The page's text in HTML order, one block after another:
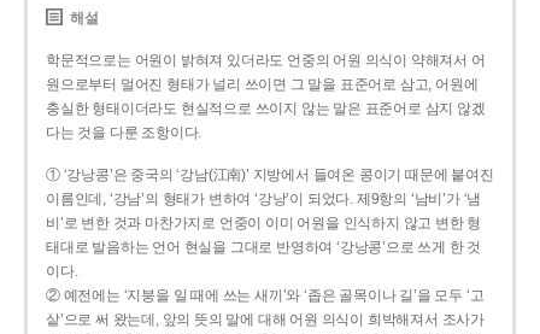
해설
학문적으로는 어원이 밝혀져 있더라도 언중의 어원 의식이 약해져서 어
원으로부터 멀어진 형태가 널리 쓰이면 그 말을 표준어로 삼고, 어원에
충실한 형태이더라도 현실적으로 쓰이지 않는 말은 표준어로 삼지 않겠
다는 것을 다룬 조항이다.
① ‘강낭콩’은 중국의 ‘강남(江南)’ 지방에서 들여온 콩이기 때문에 붙여진
이름인데, ‘강남’의 형태가 변하여 ‘강낭’이 되었다. 제9항의 ‘남비’가 ‘냄
비’로 변한 것과 마찬가지로 언중이 이미 어원을 인식하지 않고 변한 형
태대로 발음하는 언어 현실을 그대로 반영하여 ‘강낭콩’으로 쓰게 한 것
이다.
② 예전에는 ‘지붕을 일 때에 쓰는 새끼’와 ‘좁은 골목이나 길’을 모두 ‘고
샅’으로 써 왔는데, 앞의 뜻의 말에 대해 어원 의식이 희박해져서 조사가